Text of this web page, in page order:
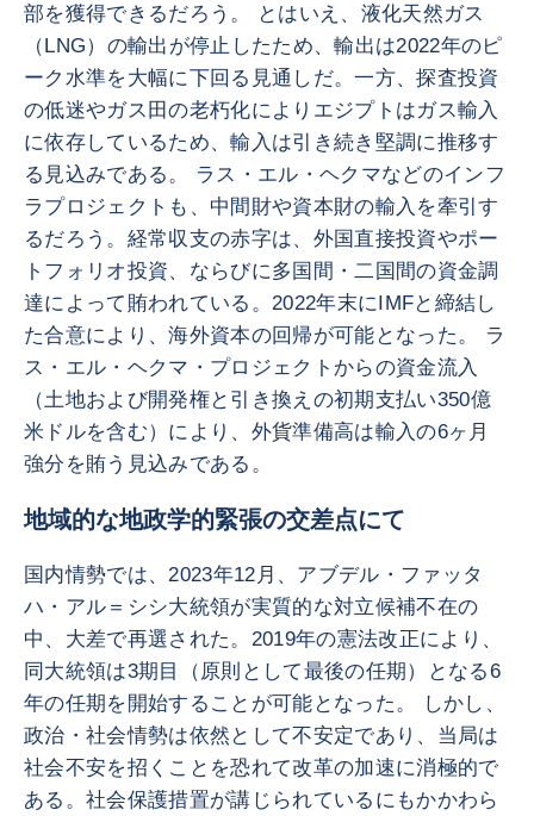
部を獲得できるだろう。 とはいえ、液化天然ガス
（LNG）の輸出が停止したため、輸出は2022年のピ
ーク水準を大幅に下回る見通しだ。一方、探査投資
の低迷やガス田の老朽化によりエジプトはガス輸入
に依存しているため、輸入は引き続き堅調に推移す
る見込みである。 ラス・エル・ヘクマなどのインフ
ラプロジェクトも、中間財や資本財の輸入を牽引す
るだろう。経常収支の赤字は、外国直接投資やポー
トフォリオ投資、ならびに多国間・二国間の資金調
達によって賄われている。2022年末にIMFと締結し
た合意により、海外資本の回帰が可能となった。 ラ
ス・エル・ヘクマ・プロジェクトからの資金流入
（土地および開発権と引き換えの初期支払い350億
米ドルを含む）により、外貨準備高は輸入の6ヶ月
強分を賄う見込みである。
地域的な地政学的緊張の交差点にて
国内情勢では、2023年12月、アブデル・ファッタ
ハ・アル＝シシ大統領が実質的な対立候補不在の
中、大差で再選された。2019年の憲法改正により、
同大統領は3期目（原則として最後の任期）となる6
年の任期を開始することが可能となった。 しかし、
政治・社会情勢は依然として不安定であり、当局は
社会不安を招くことを恐れて改革の加速に消極的で
ある。社会保護措置が講じられているにもかかわら